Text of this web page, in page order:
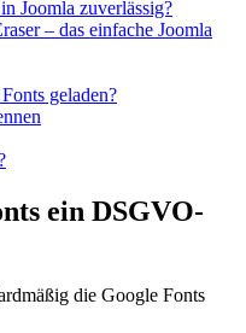
Joomla zuverlässig?
– das einfache Joomla
geladen?
ein DSGVO-
die Google Fonts